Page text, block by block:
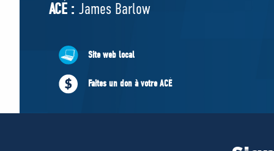
Cabinet fantôme
ACÉ
ACÉ : James Barlow
Site web local
Faites un don à votre ACÉ